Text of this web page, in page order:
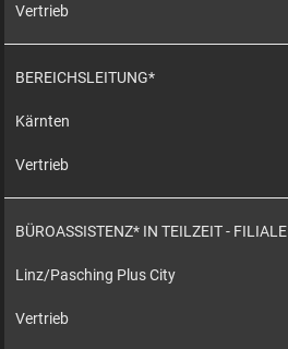
Vertrieb
BEREICHSLEITUNG*
Kärnten
Vertrieb
BÜROASSISTENZ* IN TEILZEIT - FILIALE
Linz/Pasching Plus City
Vertrieb